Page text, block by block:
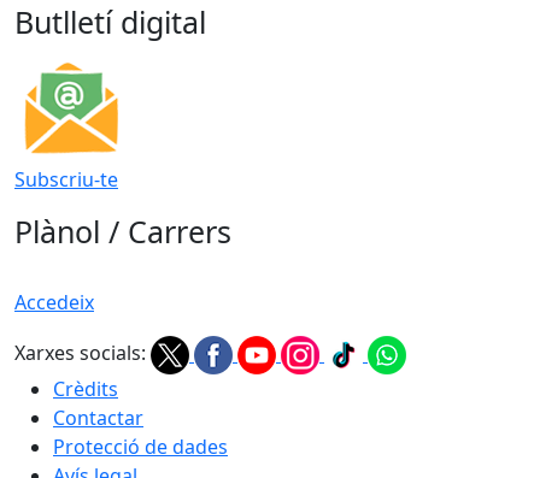
Butlletí digital
Subscriu-te
Plànol / Carrers
Accedeix
Xarxes socials:
Crèdits
Contactar
Protecció de dades